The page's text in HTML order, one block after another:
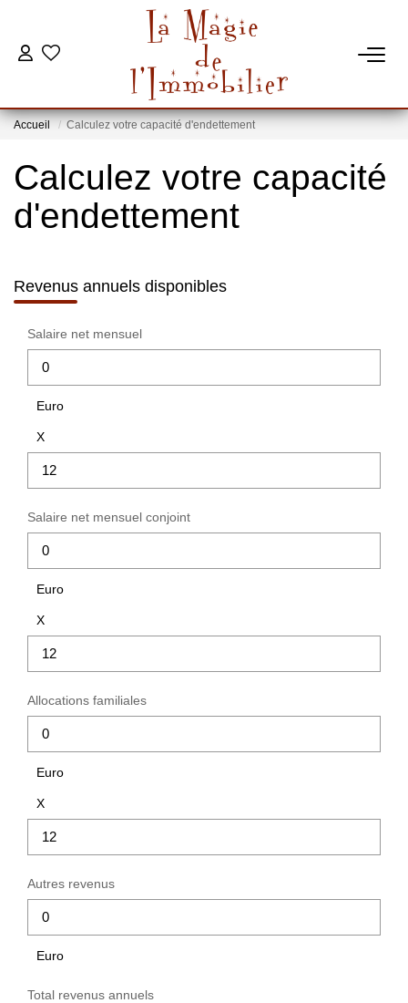
VENTES
MON BUREAU
Accueil Calculez votre capacité d'endettement
Calculez votre capacité
d'endettement
Revenus annuels disponibles
Salaire net mensuel
Euro
X
Salaire net mensuel conjoint
Euro
X
Allocations familiales
Euro
X
Autres revenus
Euro
Total revenus annuels